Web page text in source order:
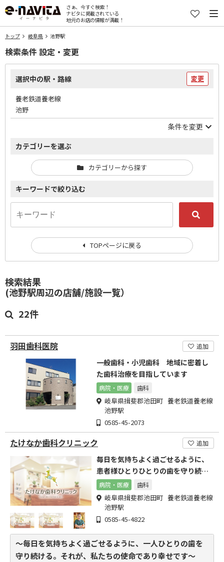
さぁ、今すぐ検索！
ナビタに掲載されている
地元のお店の情報が満載！
トップ 岐阜県 池野駅
検索結果
(池野駅周辺の店舗/施設一覧）
22件
羽田歯科医院 追加
一般歯科・小児歯科 地域に密着し
た歯科治療を目指しています
病院・医療 歯科
岐阜県揖斐郡池田町 養老鉄道養老線
池野駅
0585-45-2073
たけなか歯科クリニック 追加
毎日を気持ちよく過ごせるように、
患者様ひとりひとりの歯を守り続け
ます
病院・医療 歯科
岐阜県揖斐郡池田町 養老鉄道養老線
池野駅
0585-45-4822
～毎日を気持ちよく過ごせるように、一人ひとりの歯を
守り続ける。それが、私たちの使命であり幸せです～
検索条件 設定・変更
選択中の駅・路線 変更
養老鉄道養老線
池野
条件を変更
カテゴリーを選ぶ
カテゴリーから探す
キーワードで絞り込む
TOPページに戻る